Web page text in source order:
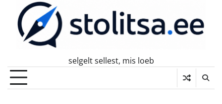
content
selgelt sellest, mis loeb